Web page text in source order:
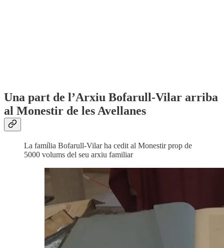
Una part de l’Arxiu Bofarull-Vilar arriba
al Monestir de les Avellanes
La família Bofarull-Vilar ha cedit al Monestir prop de
5000 volums del seu arxiu familiar